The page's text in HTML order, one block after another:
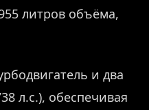
литров объёма,
и два
л.с.), обеспечивая